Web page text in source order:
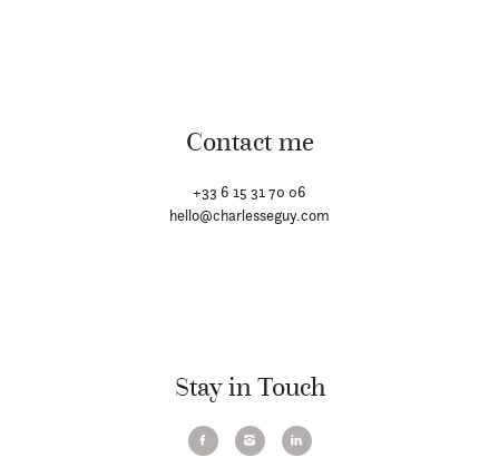
Contact me
+33 6 15 31 70 06
hello@charlesseguy.com
Stay in Touch